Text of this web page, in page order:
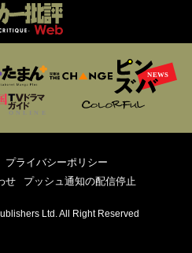
プライバシーポリシー
せ プッシュ通知の配信停止
Ltd. All Right Reserved